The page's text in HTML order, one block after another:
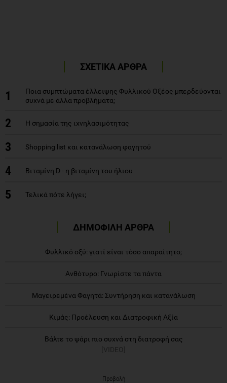
ΣΧΕΤΙΚΑ ΑΡΘΡΑ
1
Ποια συμπτώματα έλλειψης Φυλλικού Οξέος μπερδεύονται
συχνά με άλλα προβλήματα;
2 Η σημασία της ιχνηλασιμότητας
3 Shopping list και κατανάλωση φαγητού
4 Βιταμίνη D - η βιταμίνη του ήλιου
5 Τελικά πότε λήγει;
ΔΗΜΟΦΙΛΗ ΑΡΘΡΑ
Φυλλικό οξύ: γιατί είναι τόσο απαραίτητο;
Ανθότυρο: Γνωρίστε τα πάντα
Μαγειρεμένα Φαγητά: Συντήρηση και κατανάλωση
Κιμάς: Προέλευση και Διατροφική Αξία
Βάλτε το ψάρι πιο συχνά στη διατροφή σας
[VIDEO]
Προβολή